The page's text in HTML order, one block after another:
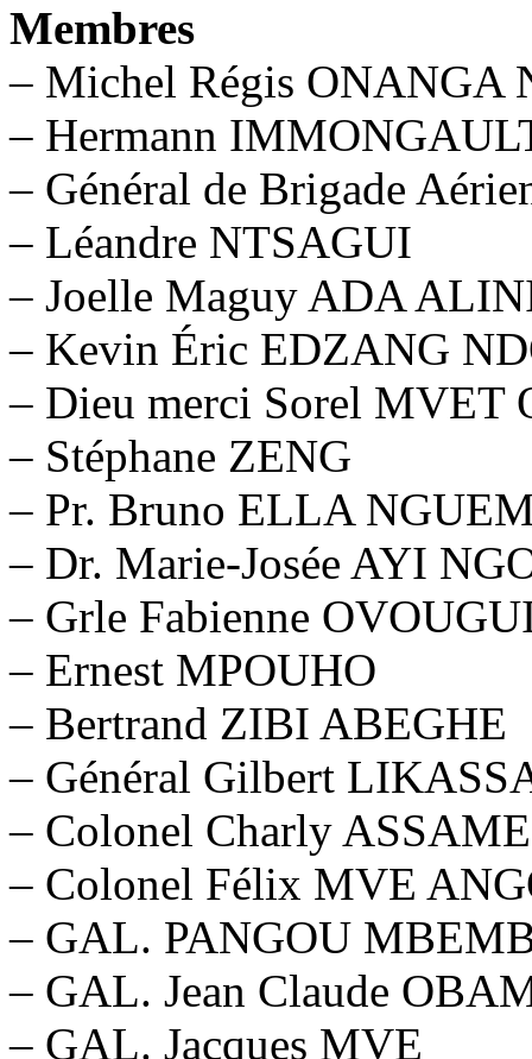
Membres
– Michel Régis ONANGA
– Hermann
– Général de Brigade
– Léandre NTSAGUI
– Joelle Maguy ADA
– Kevin Éric EDZANG
– Dieu merci Sorel MVET
– Stéphane ZENG
– Pr. Bruno ELLA
– Dr. Marie-Josée AYI
– Grle Fabienne
– Ernest MPOUHO
– Bertrand ZIBI ABEGHE
– Général Gilbert
– Colonel Charly
– Colonel Félix MVE
– GAL. PANGOU
– GAL. Jean Claude
– GAL. Jacques MVE